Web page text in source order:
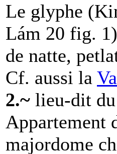
Le glyphe
Lám 20 fig.
de natte,
Cf. aussi la
2.~ lieu-dit
Appartement
majordome